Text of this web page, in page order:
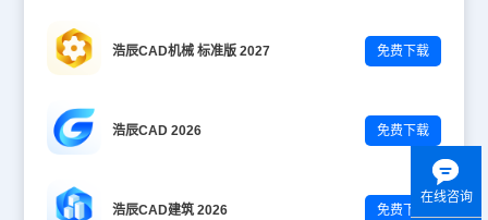
浩辰CAD机械 标准版 2027 免费下载
浩辰CAD 2026 免费下载
浩辰CAD建筑 2026 免费下载
在线咨询